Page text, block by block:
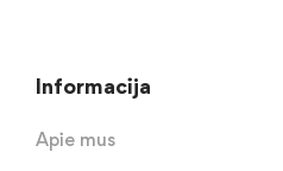
Informacija
Apie mus